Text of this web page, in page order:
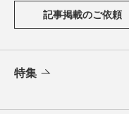
記事掲載のご依頼
特集